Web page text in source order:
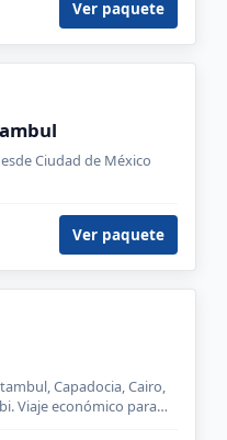
Ver paquete
Ciudad de México
Ver paquete
Capadocia, Cairo,
Viaje económico para